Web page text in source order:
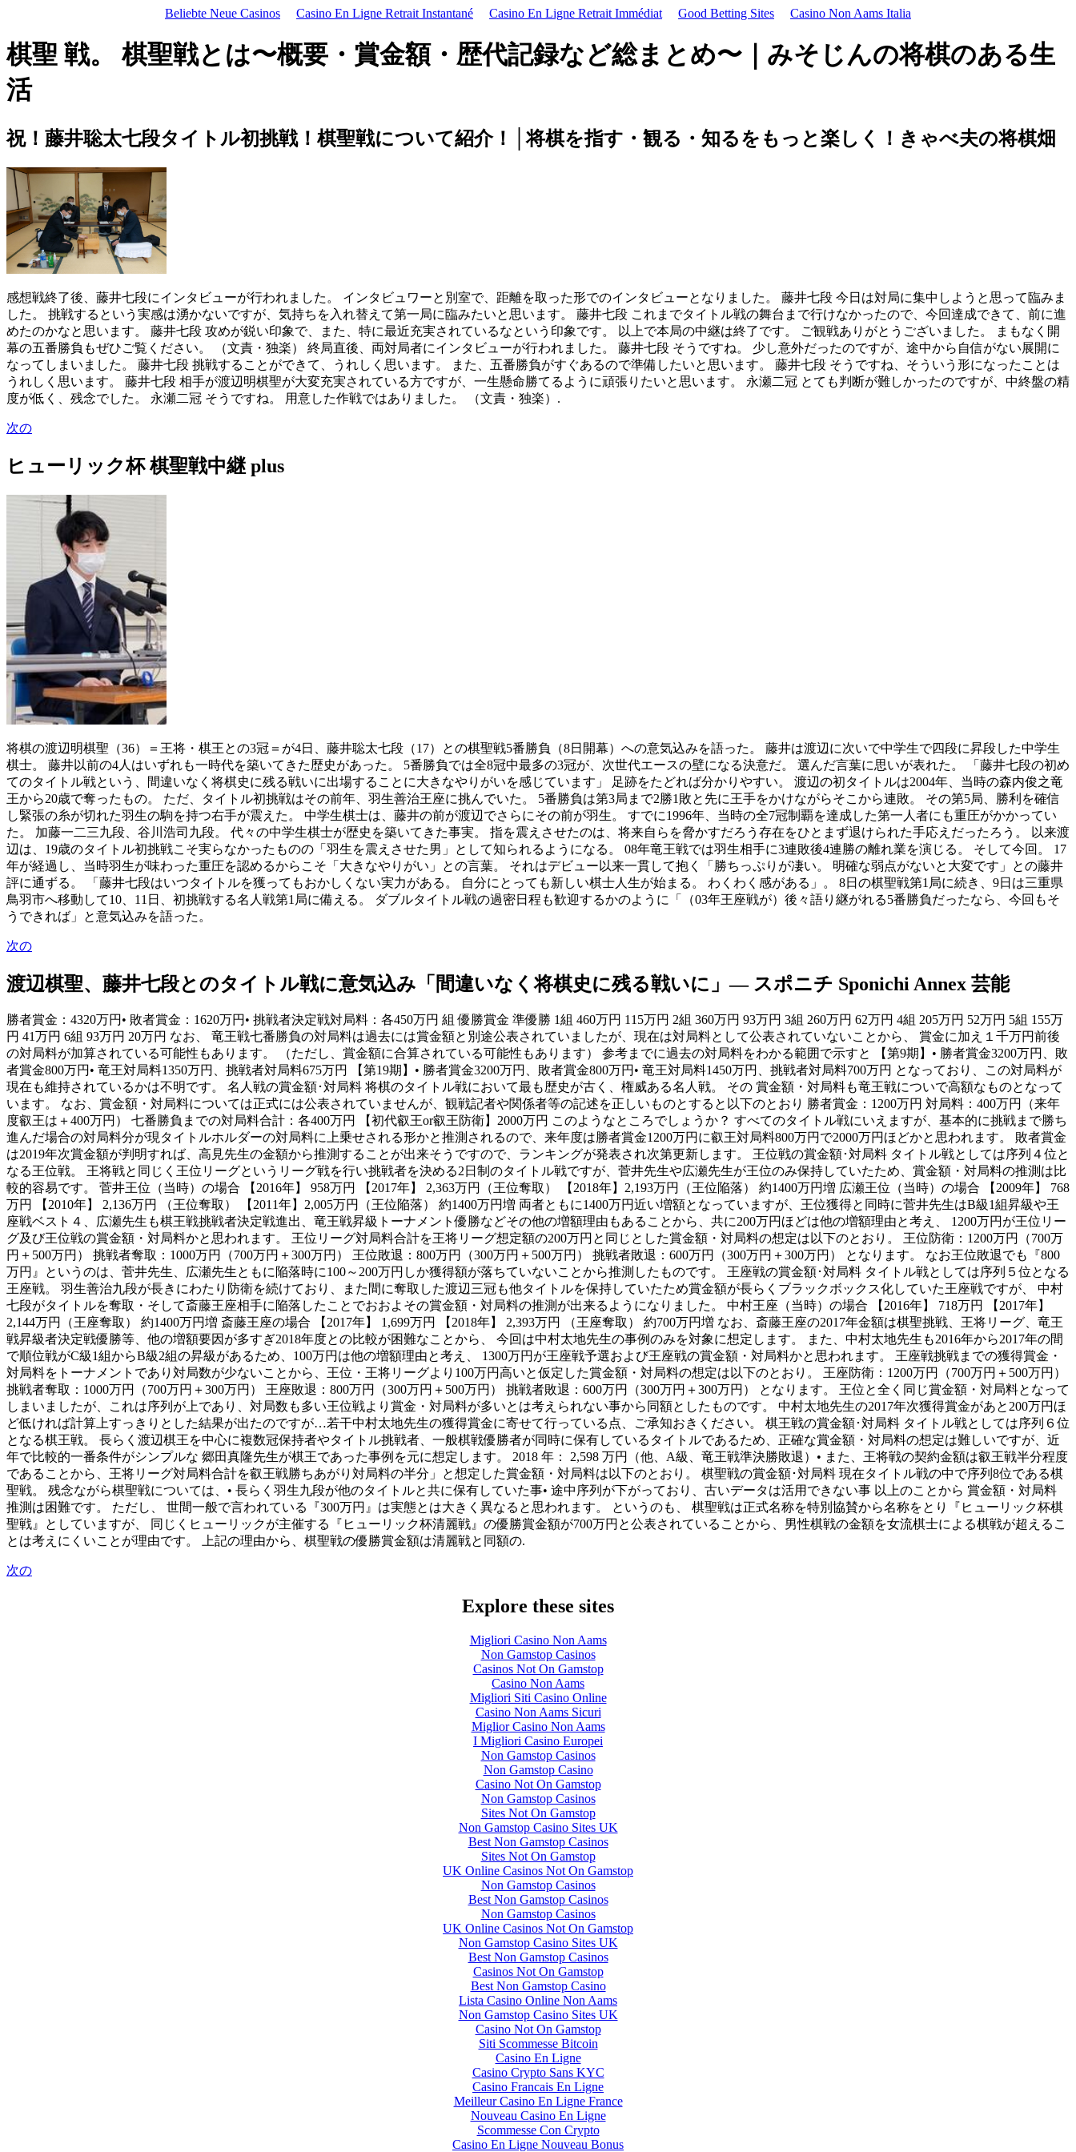
Beliebte Neue Casinos Casino En Ligne Retrait Instantané Casino En Ligne Retrait Immédiat Good Betting Sites Casino Non Aams Italia
棋聖 戦。 棋聖戦とは〜概要・賞金額・歴代記録など総まとめ〜｜みそじんの将棋のある生
活
祝！藤井聡太七段タイトル初挑戦！棋聖戦について紹介！│将棋を指す・観る・知るをもっと楽しく！きゃべ夫の将棋畑
感想戦終了後、藤井七段にインタビューが行われました。 インタビュワーと別室で、距離を取った形でのインタビューとなりました。 藤井七段 今日は対局に集中しようと思って臨みま
した。 挑戦するという実感は湧かないですが、気持ちを入れ替えて第一局に臨みたいと思います。 藤井七段 これまでタイトル戦の舞台まで行けなかったので、今回達成できて、前に進
めたのかなと思います。 藤井七段 攻めが鋭い印象で、また、特に最近充実されているなという印象です。 以上で本局の中継は終了です。 ご観戦ありがとうございました。 まもなく開
幕の五番勝負もぜひご覧ください。 （文責・独楽） 終局直後、両対局者にインタビューが行われました。 藤井七段 そうですね。 少し意外だったのですが、途中から自信がない展開に
なってしまいました。 藤井七段 挑戦することができて、うれしく思います。 また、五番勝負がすぐあるので準備したいと思います。 藤井七段 そうですね、そういう形になったことは
うれしく思います。 藤井七段 相手が渡辺明棋聖が大変充実されている方ですが、一生懸命勝てるように頑張りたいと思います。 永瀬二冠 とても判断が難しかったのですが、中終盤の精
度が低く、残念でした。 永瀬二冠 そうですね。 用意した作戦ではありました。 （文責・独楽）.
次の
ヒューリック杯 棋聖戦中継 plus
将棋の渡辺明棋聖（36）＝王将・棋王との3冠＝が4日、藤井聡太七段（17）との棋聖戦5番勝負（8日開幕）への意気込みを語った。 藤井は渡辺に次いで中学生で四段に昇段した中学生
棋士。 藤井以前の4人はいずれも一時代を築いてきた歴史があった。 5番勝負では全8冠中最多の3冠が、次世代エースの壁になる決意だ。 選んだ言葉に思いが表れた。 「藤井七段の初め
てのタイトル戦という、間違いなく将棋史に残る戦いに出場することに大きなやりがいを感じています」 足跡をたどれば分かりやすい。 渡辺の初タイトルは2004年、当時の森内俊之竜
王から20歳で奪ったもの。 ただ、タイトル初挑戦はその前年、羽生善治王座に挑んでいた。 5番勝負は第3局まで2勝1敗と先に王手をかけながらそこから連敗。 その第5局、勝利を確信
し緊張の糸が切れた羽生の駒を持つ右手が震えた。 中学生棋士は、藤井の前が渡辺でさらにその前が羽生。 すでに1996年、当時の全7冠制覇を達成した第一人者にも重圧がかかってい
た。 加藤一二三九段、谷川浩司九段。 代々の中学生棋士が歴史を築いてきた事実。 指を震えさせたのは、将来自らを脅かすだろう存在をひとまず退けられた手応えだったろう。 以来渡
辺は、19歳のタイトル初挑戦こそ実らなかったものの「羽生を震えさせた男」として知られるようになる。 08年竜王戦では羽生相手に3連敗後4連勝の離れ業を演じる。 そして今回。 17
年が経過し、当時羽生が味わった重圧を認めるからこそ「大きなやりがい」との言葉。 それはデビュー以来一貫して抱く「勝ちっぷりが凄い。 明確な弱点がないと大変です」との藤井
評に通ずる。 「藤井七段はいつタイトルを獲ってもおかしくない実力がある。 自分にとっても新しい棋士人生が始まる。 わくわく感がある」。 8日の棋聖戦第1局に続き、9日は三重県
鳥羽市へ移動して10、11日、初挑戦する名人戦第1局に備える。 ダブルタイトル戦の過密日程も歓迎するかのように「（03年王座戦が）後々語り継がれる5番勝負だったなら、今回もそ
うできれば」と意気込みを語った。
次の
渡辺棋聖、藤井七段とのタイトル戦に意気込み「間違いなく将棋史に残る戦いに」― スポニチ Sponichi Annex 芸能
勝者賞金：4320万円• 敗者賞金：1620万円• 挑戦者決定戦対局料：各450万円 組 優勝賞金 準優勝 1組 460万円 115万円 2組 360万円 93万円 3組 260万円 62万円 4組 205万円 52万円 5組 155万
円 41万円 6組 93万円 20万円 なお、 竜王戦七番勝負の対局料は過去には賞金額と別途公表されていましたが、現在は対局料として公表されていないことから、 賞金に加え１千万円前後
の対局料が加算されている可能性もあります。 （ただし、賞金額に合算されている可能性もあります） 参考までに過去の対局料をわかる範囲で示すと 【第9期】• 勝者賞金3200万円、敗
者賞金800万円• 竜王対局料1350万円、挑戦者対局料675万円 【第19期】• 勝者賞金3200万円、敗者賞金800万円• 竜王対局料1450万円、挑戦者対局料700万円 となっており、この対局料が
現在も維持されているかは不明です。 名人戦の賞金額･対局料 将棋のタイトル戦において最も歴史が古く、権威ある名人戦。 その 賞金額・対局料も竜王戦についで高額なものとなって
います。 なお、賞金額・対局料については正式には公表されていませんが、観戦記者や関係者等の記述を正しいものとすると以下のとおり 勝者賞金：1200万円 対局料：400万円（来年
度叡王は＋400万円） 七番勝負までの対局料合計：各400万円 【初代叡王or叡王防衛】2000万円 このようなところでしょうか？ すべてのタイトル戦にいえますが、基本的に挑戦まで勝ち
進んだ場合の対局料分が現タイトルホルダーの対局料に上乗せされる形かと推測されるので、来年度は勝者賞金1200万円に叡王対局料800万円で2000万円ほどかと思われます。 敗者賞金
は2019年次賞金額が判明すれば、高見先生の金額から推測することが出来そうですので、ランキングが発表され次第更新します。 王位戦の賞金額･対局料 タイトル戦としては序列４位と
なる王位戦。 王将戦と同じく王位リーグというリーグ戦を行い挑戦者を決める2日制のタイトル戦ですが、菅井先生や広瀬先生が王位のみ保持していたため、賞金額・対局料の推測は比
較的容易です。 菅井王位（当時）の場合 【2016年】 958万円 【2017年】 2,363万円（王位奪取） 【2018年】2,193万円（王位陥落） 約1400万円増 広瀬王位（当時）の場合 【2009年】 768
万円 【2010年】 2,136万円 （王位奪取） 【2011年】2,005万円（王位陥落） 約1400万円増 両者ともに1400万円近い増額となっていますが、王位獲得と同時に菅井先生はB級1組昇級や王
座戦ベスト４、広瀬先生も棋王戦挑戦者決定戦進出、竜王戦昇級トーナメント優勝などその他の増額理由もあることから、共に200万円ほどは他の増額理由と考え、 1200万円が王位リー
グ及び王位戦の賞金額・対局料かと思われます。 王位リーグ対局料合計を王将リーグ想定額の200万円と同じとした賞金額・対局料の想定は以下のとおり。 王位防衛：1200万円（700万
円＋500万円） 挑戦者奪取：1000万円（700万円＋300万円） 王位敗退：800万円（300万円＋500万円） 挑戦者敗退：600万円（300万円＋300万円） となります。 なお王位敗退でも『800
万円』というのは、菅井先生、広瀬先生ともに陥落時に100～200万円しか獲得額が落ちていないことから推測したものです。 王座戦の賞金額･対局料 タイトル戦としては序列５位となる
王座戦。 羽生善治九段が長きにわたり防衛を続けており、また間に奪取した渡辺三冠も他タイトルを保持していたため賞金額が長らくブラックボックス化していた王座戦ですが、 中村
七段がタイトルを奪取・そして斎藤王座相手に陥落したことでおおよその賞金額・対局料の推測が出来るようになりました。 中村王座（当時）の場合 【2016年】 718万円 【2017年】
2,144万円（王座奪取） 約1400万円増 斎藤王座の場合 【2017年】 1,699万円 【2018年】 2,393万円 （王座奪取） 約700万円増 なお、斎藤王座の2017年金額は棋聖挑戦、王将リーグ、竜王
戦昇級者決定戦優勝等、他の増額要因が多すぎ2018年度との比較が困難なことから、 今回は中村太地先生の事例のみを対象に想定します。 また、中村太地先生も2016年から2017年の間
で順位戦がC級1組からB級2組の昇級があるため、100万円は他の増額理由と考え、 1300万円が王座戦予選および王座戦の賞金額・対局料かと思われます。 王座戦挑戦までの獲得賞金・
対局料をトーナメントであり対局数が少ないことから、王位・王将リーグより100万円高いと仮定した賞金額・対局料の想定は以下のとおり。 王座防衛：1200万円（700万円＋500万円）
挑戦者奪取：1000万円（700万円＋300万円） 王座敗退：800万円（300万円＋500万円） 挑戦者敗退：600万円（300万円＋300万円） となります。 王位と全く同じ賞金額・対局料となって
しまいましたが、これは序列が上であり、対局数も多い王位戦より賞金・対局料が多いとは考えられない事から同額としたものです。 中村太地先生の2017年次獲得賞金があと200万円ほ
ど低ければ計算上すっきりとした結果が出たのですが…若干中村太地先生の獲得賞金に寄せて行っている点、ご承知おきください。 棋王戦の賞金額･対局料 タイトル戦としては序列６位
となる棋王戦。 長らく渡辺棋王を中心に複数冠保持者やタイトル挑戦者、一般棋戦優勝者が同時に保有しているタイトルであるため、正確な賞金額・対局料の想定は難しいですが、近
年で比較的一番条件がシンプルな 郷田真隆先生が棋王であった事例を元に想定します。 2018 年： 2,598 万円（他、A級、竜王戦準決勝敗退）• また、王将戦の契約金額は叡王戦半分程度
であることから、王将リーグ対局料合計を叡王戦勝ちあがり対局料の半分」と想定した賞金額・対局料は以下のとおり。 棋聖戦の賞金額･対局料 現在タイトル戦の中で序列8位である棋
聖戦。 残念ながら棋聖戦については、• 長らく羽生九段が他のタイトルと共に保有していた事• 途中序列が下がっており、古いデータは活用できない事 以上のことから 賞金額・対局料
推測は困難です。 ただし、 世間一般で言われている『300万円』は実態とは大きく異なると思われます。 というのも、 棋聖戦は正式名称を特別協賛から名称をとり『ヒューリック杯棋
聖戦』としていますが、 同じくヒューリックが主催する『ヒューリック杯清麗戦』の優勝賞金額が700万円と公表されていることから、男性棋戦の金額を女流棋士による棋戦が超えるこ
とは考えにくいことが理由です。 上記の理由から、棋聖戦の優勝賞金額は清麗戦と同額の.
次の
Explore these sites
Migliori Casino Non Aams
Non Gamstop Casinos
Casinos Not On Gamstop
Casino Non Aams
Migliori Siti Casino Online
Casino Non Aams Sicuri
Miglior Casino Non Aams
I Migliori Casino Europei
Non Gamstop Casinos
Non Gamstop Casino
Casino Not On Gamstop
Non Gamstop Casinos
Sites Not On Gamstop
Non Gamstop Casino Sites UK
Best Non Gamstop Casinos
Sites Not On Gamstop
UK Online Casinos Not On Gamstop
Non Gamstop Casinos
Best Non Gamstop Casinos
Non Gamstop Casinos
UK Online Casinos Not On Gamstop
Non Gamstop Casino Sites UK
Best Non Gamstop Casinos
Casinos Not On Gamstop
Best Non Gamstop Casino
Lista Casino Online Non Aams
Non Gamstop Casino Sites UK
Casino Not On Gamstop
Siti Scommesse Bitcoin
Casino En Ligne
Casino Crypto Sans KYC
Casino Francais En Ligne
Meilleur Casino En Ligne France
Nouveau Casino En Ligne
Scommesse Con Crypto
Casino En Ligne Nouveau Bonus